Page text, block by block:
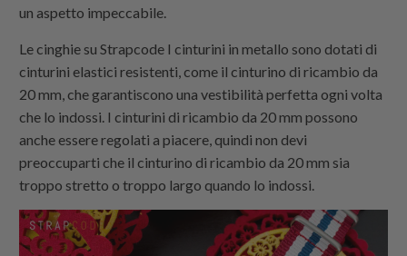
un aspetto impeccabile.
Le cinghie suStrapcode I cinturini in metallo sono dotati di
cinturini elastici resistenti, come il cinturino di ricambio da
20 mm, che garantiscono una vestibilità perfetta ogni volta
che lo indossi. I cinturini di ricambio da 20 mm possono
anche essere regolati a piacere, quindi non devi
preoccuparti che il cinturino di ricambio da 20 mm sia
troppo stretto o troppo largo quando lo indossi.